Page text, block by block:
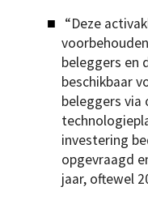
“Deze
beleggers en
beschikbaar
beleggers via
investering
opgevraagd
jaar, oftewel